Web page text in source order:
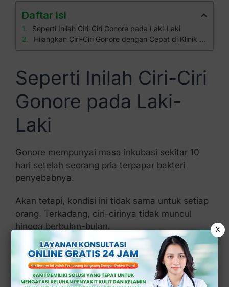
Daftar isi
Seperti Inilah Ciri-Ciri Gonore pada Laki-Laki
Hilangkan Ciri-Ciri Gonore dengan Cepat di Klinik Apollo
Seperti Inilah Ciri-Ciri
Gonore pada Laki-
Laki
Gonore mempunyai masa inkubasi sekitar 10
hari setelah seorang pria terpapar bakteri
penyebabnya.
Akan tetapi, kondisi ini tidak sama untuk setiap
orang. Terkadang, ciri-cirinya tidak muncul
hingga berbulan-bulan.
Anda tahu tidak mengapa penyakit ini jarang
diobati? Karena gejalanya tidak muncul sama
sekali pada sebagian pria (sekitar 10 persen).
X